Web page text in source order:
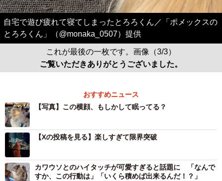
自宅で遊び疲れて寝てしまったとろろくん／「ポメックスの
とろろくん」（@monaka_0507）提供
これが最後の一枚です。画像（3/3）
ご覧いただきありがとうございました。
おすすめニュース
【写真】この横顔、もしかして眠ってる？
【Xの投稿を見る】楽しすぎて限界突破
カワウソとのハイタッチが可愛すぎると話題に 「なんで
すか、この行動は」「いくら積めば出来るんだ！？」